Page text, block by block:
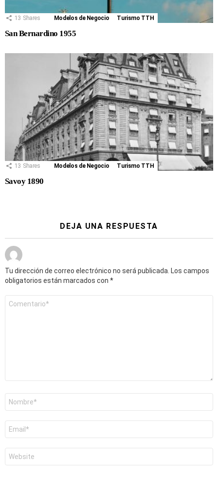
13 Shares Modelos de Negocio Turismo TTH
San Bernardino 1955
13 Shares Modelos de Negocio Turismo TTH
Savoy 1890
DEJA UNA RESPUESTA
Tu dirección de correo electrónico no será publicada. Los campos
obligatorios están marcados con *
electrónico
*